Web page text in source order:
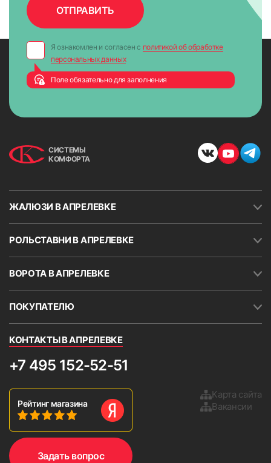
Я ознакомлен и согласен с политикой об обработке
персональных данных
Поле обязательно для заполнения
СИСТЕМЫ
КОМФОРТА
ЖАЛЮЗИ В АПРЕЛЕВКЕ
РОЛЬСТАВНИ В АПРЕЛЕВКЕ
ВОРОТА В АПРЕЛЕВКЕ
ПОКУПАТЕЛЮ
КОНТАКТЫ В АПРЕЛЕВКЕ
+7 495 152-52-51
Рейтинг магазина
Карта сайта
Вакансии
Задать вопрос